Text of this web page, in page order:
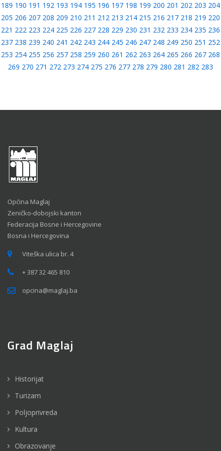
189 190 191 192 193 194 195 196 197 198 199 200 201 202 203 204
205 206 207 208 209 210 211 212 213 214 215 216 217 218 219 220
221 222 223 224 225 226 227 228 229 230 231 232 233 234 235 236
237 238 239 240 241 242 243 244 245 246 247 248 249 250 251 252
253 254 255 256 257 258 259 260 261 262 263 264 265 266 267 268
269 270 271 272 273 274 275 276 277 278 279 280 281 282 283
Općina Maglaj
Zeničko-dobojski kanton
Federacija Bosne i Hercegovine
Bosna i Hercegovina
Viteška ulica br. 4
+ 387 32 465 810
opcina@maglaj.ba
Grad Maglaj
Historijat
Turizam
Poljoprivreda
Kultura
Obrazovanje